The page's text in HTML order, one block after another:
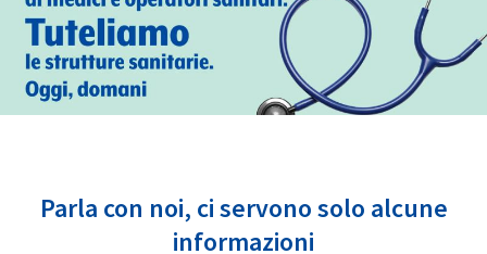
Parla con noi, ci servono solo alcune
informazioni